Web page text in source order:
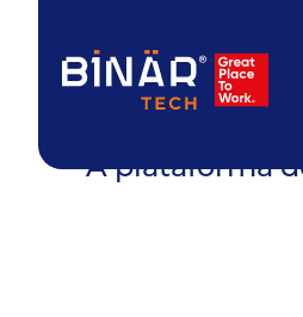
A plataforma